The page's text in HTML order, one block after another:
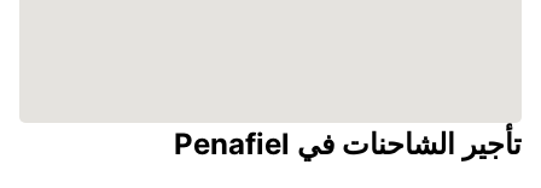
تأجير الشاحنات في Penafiel